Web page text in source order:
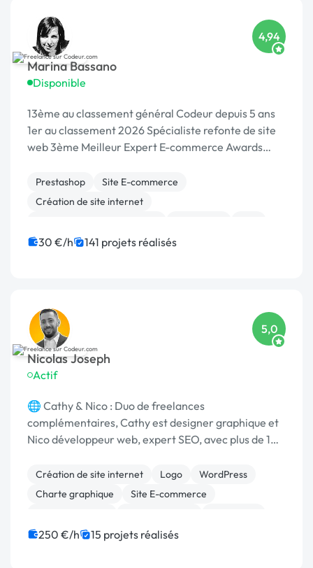
Marina Bassano
Disponible
4,94
13ème au classement général Codeur depuis 5 ans
1er au classement 2026 Spécialiste refonte de site
web 3ème Meilleur Expert E-commerce Awards
2024
Prestashop
Site E-commerce
Création de site internet
SEO / GEO
CSS, HTML, XML
30 €/h 141 projets réalisés
Nicolas Joseph
Actif
5,0
🌐 Cathy & Nico : Duo de freelances
complémentaires, Cathy est designer graphique et
Nico développeur web, expert SEO, avec plus de 10
Création de site internet Logo
WordPress
Charte graphique
Site E-commerce
Print (flyer, plaquette, affiche...)
250 €/h 15 projets réalisés